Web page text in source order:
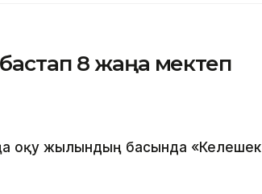
8 жаңа мектеп
оқу жылындың басында «Келешек